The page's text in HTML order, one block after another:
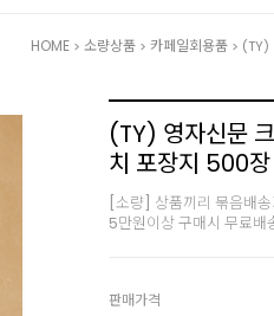
HOME > 소량상품 > 카페일회용품 > (TY)
(TY) 영자신문
치 포장지 500
[소량] 상품끼리 묶음배
5만원이상 구매시 무료배
판매가격